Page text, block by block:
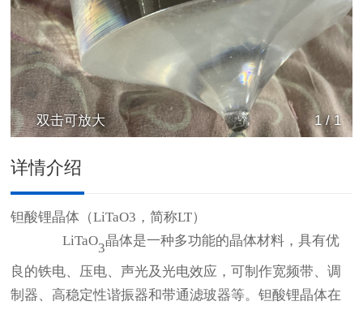
1/1
双击可放大
详情介绍
钽酸锂晶体（LiTaO3，简称LT）
LiTaO3晶体是一种多功能的晶体材料，具有优
良的铁电、压电、声光及光电效应，可制作宽频带、调
制器、高稳定性谐振器和带通滤玻器等。钽酸锂晶体在